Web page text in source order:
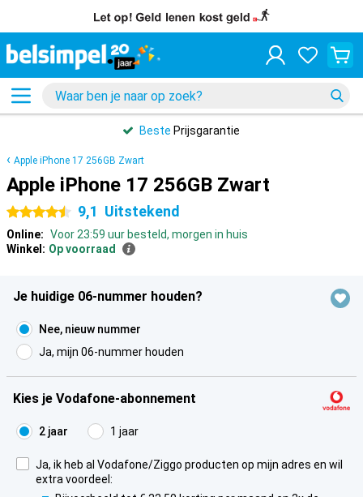
Beste Prijsgarantie
Apple iPhone 17 256GB Zwart
Apple iPhone 17 256GB Zwart
4.5 sterren 9,1 Uitstekend
Online: Voor 23:59 uur besteld, morgen in huis
Winkel: Op voorraad
Je huidige 06-nummer houden?
Nee, nieuw nummer
Ja, mijn 06-nummer houden
Kies je Vodafone-abonnement
2 jaar 1 jaar
Ja, ik heb al Vodafone/Ziggo producten op mijn adres en wil
extra voordeel: